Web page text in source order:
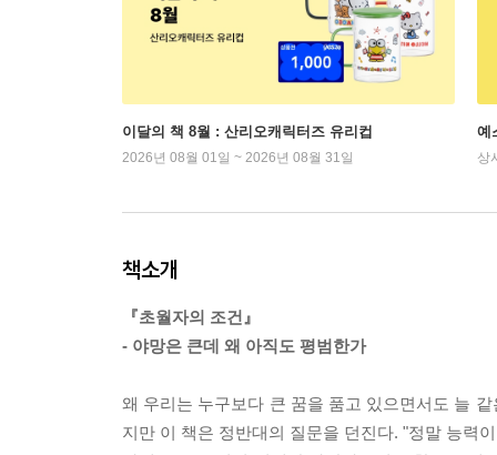
이달의 책 8월 : 산리오캐릭터즈 유리컵
2026년 08월 01일 ~ 2026년 08월 31일
예
상
책소개
『초월자의 조건』
- 야망은 큰데 왜 아직도 평범한가
왜 우리는 누구보다 큰 꿈을 품고 있으면서도 늘
지만 이 책은 정반대의 질문을 던진다. "정말 능력